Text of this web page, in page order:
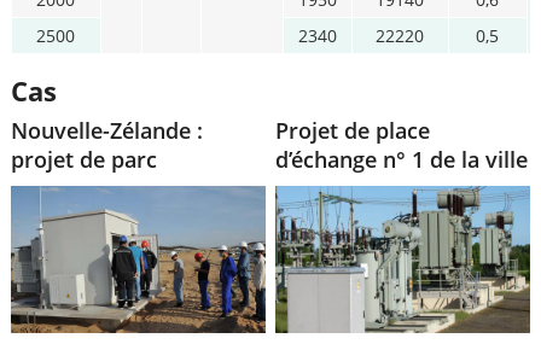
2500
2340 22220 0,5
Cas
Nouvelle-Zélande :
projet de parc
photovoltaïque de 2
MW : acquisition d’un
transformateur
photovoltaïque de 2 500
kVA
Projet de place
d’échange n° 1 de la ville
de HuaNan